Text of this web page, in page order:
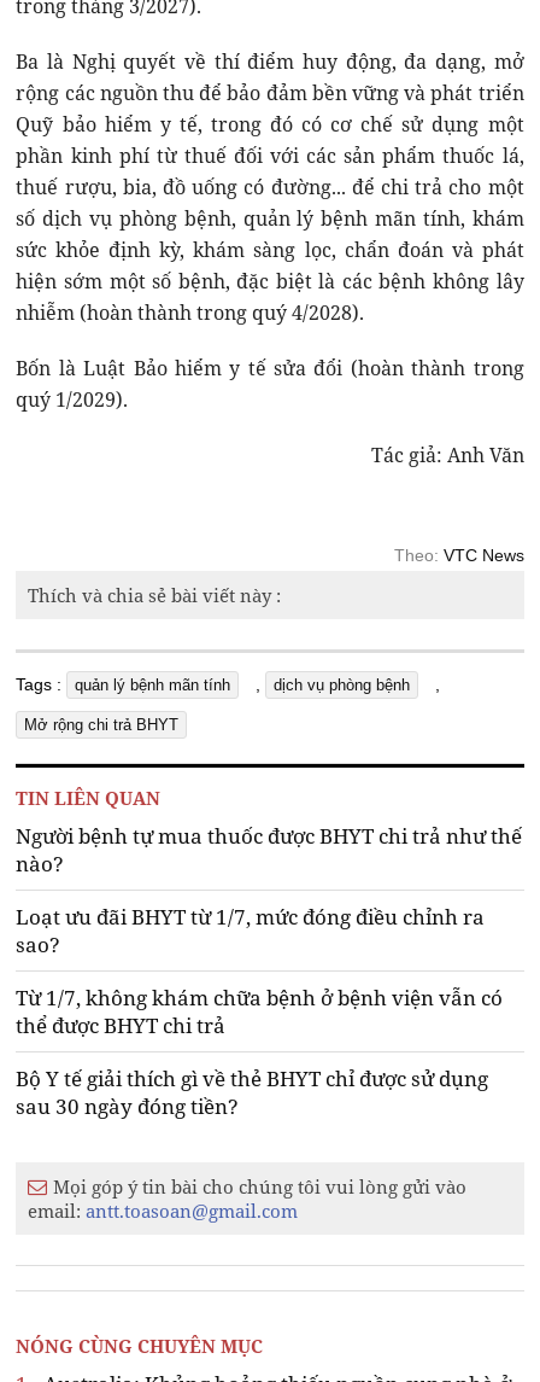
trong tháng 3/2027).
Ba là Nghị quyết về thí điểm huy động, đa dạng, mở
rộng các nguồn thu để bảo đảm bền vững và phát triển
Quỹ bảo hiểm y tế, trong đó có cơ chế sử dụng một
phần kinh phí từ thuế đối với các sản phẩm thuốc lá,
thuế rượu, bia, đồ uống có đường... để chi trả cho một
số dịch vụ phòng bệnh, quản lý bệnh mãn tính, khám
sức khỏe định kỳ, khám sàng lọc, chẩn đoán và phát
hiện sớm một số bệnh, đặc biệt là các bệnh không lây
nhiễm (hoàn thành trong quý 4/2028).
Bốn là Luật Bảo hiểm y tế sửa đổi (hoàn thành trong
quý 1/2029).
Tác giả: Anh Văn
Theo: VTC News
Thích và chia sẻ bài viết này :
Tags : quản lý bệnh mãn tính , dịch vụ phòng bệnh ,
Mở rộng chi trả BHYT
TIN LIÊN QUAN
Người bệnh tự mua thuốc được BHYT chi trả như thế
nào?
Loạt ưu đãi BHYT từ 1/7, mức đóng điều chỉnh ra
sao?
Từ 1/7, không khám chữa bệnh ở bệnh viện vẫn có
thể được BHYT chi trả
Bộ Y tế giải thích gì về thẻ BHYT chỉ được sử dụng
sau 30 ngày đóng tiền?
Mọi góp ý tin bài cho chúng tôi vui lòng gửi vào
email:antt.toasoan@gmail.com
NÓNG CÙNG CHUYÊN MỤC